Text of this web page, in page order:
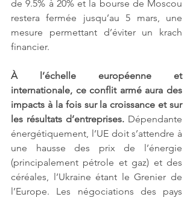
de 9.5% à 20% et la bourse de Moscou
restera fermée jusqu’au 5 mars, une
mesure permettant d’éviter un krach
financier.
À l’échelle européenne et
internationale, ce conflit armé aura des
impacts à la fois sur la croissance et sur
les résultats d’entreprises. Dépendante
énergétiquement, l’UE doit s’attendre à
une hausse des prix de l’énergie
(principalement pétrole et gaz) et des
céréales, l’Ukraine étant le Grenier de
l’Europe. Les négociations des pays